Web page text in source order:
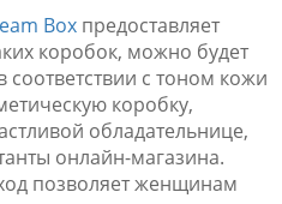
Box предоставляет
коробок, можно будет
с тоном кожи
коробку,
обладательнице,
онлайн-магазина.
позволяет женщинам